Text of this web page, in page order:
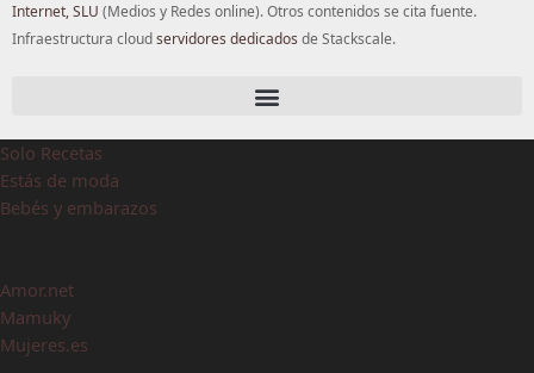
Internet, SLU (Medios y Redes online). Otros contenidos se cita fuente.
Infraestructura cloudservidores dedicados de Stackscale.
Solo Recetas
Estás de moda
Bebés y embarazos
Amor.net
Mamuky
Mujeres.es